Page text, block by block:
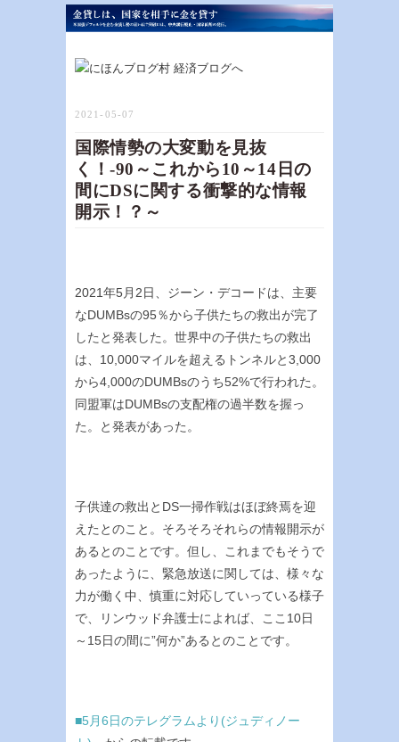
2021-05-07
国際情勢の大変動を見抜
く！-90～これから10～14日の
間にDSに関する衝撃的な情報
開示！？～
2021年5月2日、ジーン・デコードは、主要
なDUMBsの95％から子供たちの救出が完了
したと発表した。世界中の子供たちの救出
は、10,000マイルを超えるトンネルと3,000
から4,000のDUMBsのうち52%で行われた。
同盟軍はDUMBsの支配権の過半数を握っ
た。と発表があった。
子供達の救出とDS一掃作戦はほぼ終焉を迎
えたとのこと。そろそろそれらの情報開示が
あるとのことです。但し、これまでもそうで
あったように、緊急放送に関しては、様々な
力が働く中、慎重に対応していっている様子
で、リンウッド弁護士によれば、ここ10日
～15日の間に”何か”あるとのことです。
■5月6日のテレグラムより(ジュディノー